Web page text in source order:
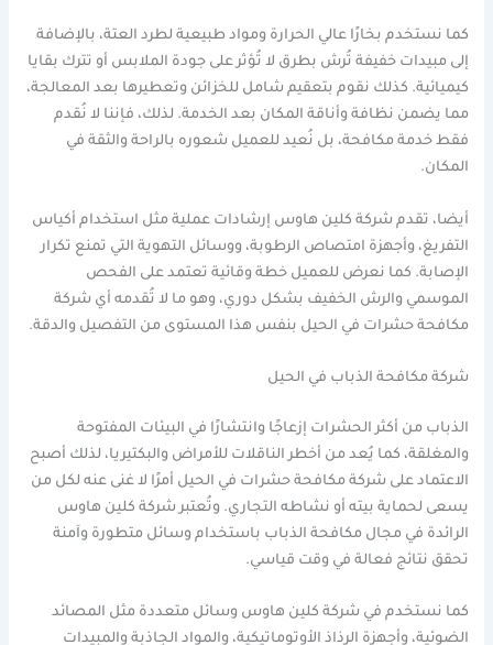
كما نستخدم بخارًا عالي الحرارة ومواد طبيعية لطرد العتة، بالإضافة
إلى مبيدات خفيفة تُرش بطرق لا تُؤثر على جودة الملابس أو تترك بقايا
كيميائية. كذلك نقوم بتعقيم شامل للخزائن وتعطيرها بعد المعالجة،
مما يضمن نظافة وأناقة المكان بعد الخدمة. لذلك، فإننا لا نُقدم
فقط خدمة مكافحة، بل نُعيد للعميل شعوره بالراحة والثقة في
المكان.
أيضا، تقدم شركة كلين هاوس إرشادات عملية مثل استخدام أكياس
التفريغ، وأجهزة امتصاص الرطوبة، ووسائل التهوية التي تمنع تكرار
الإصابة. كما نعرض للعميل خطة وقائية تعتمد على الفحص
الموسمي والرش الخفيف بشكل دوري، وهو ما لا تُقدمه أي شركة
مكافحة حشرات في الحيل بنفس هذا المستوى من التفصيل والدقة.
شركة مكافحة الذباب في الحيل
الذباب من أكثر الحشرات إزعاجًا وانتشارًا في البيئات المفتوحة
والمغلقة، كما يُعد من أخطر الناقلات للأمراض والبكتيريا، لذلك أصبح
الاعتماد على شركة مكافحة حشرات في الحيل أمرًا لا غنى عنه لكل من
يسعى لحماية بيته أو نشاطه التجاري. وتُعتبر شركة كلين هاوس
الرائدة في مجال مكافحة الذباب باستخدام وسائل متطورة وآمنة
تحقق نتائج فعالة في وقت قياسي.
كما نستخدم في شركة كلين هاوس وسائل متعددة مثل المصائد
الضوئية، وأجهزة الرذاذ الأوتوماتيكية، والمواد الجاذبة والمبيدات